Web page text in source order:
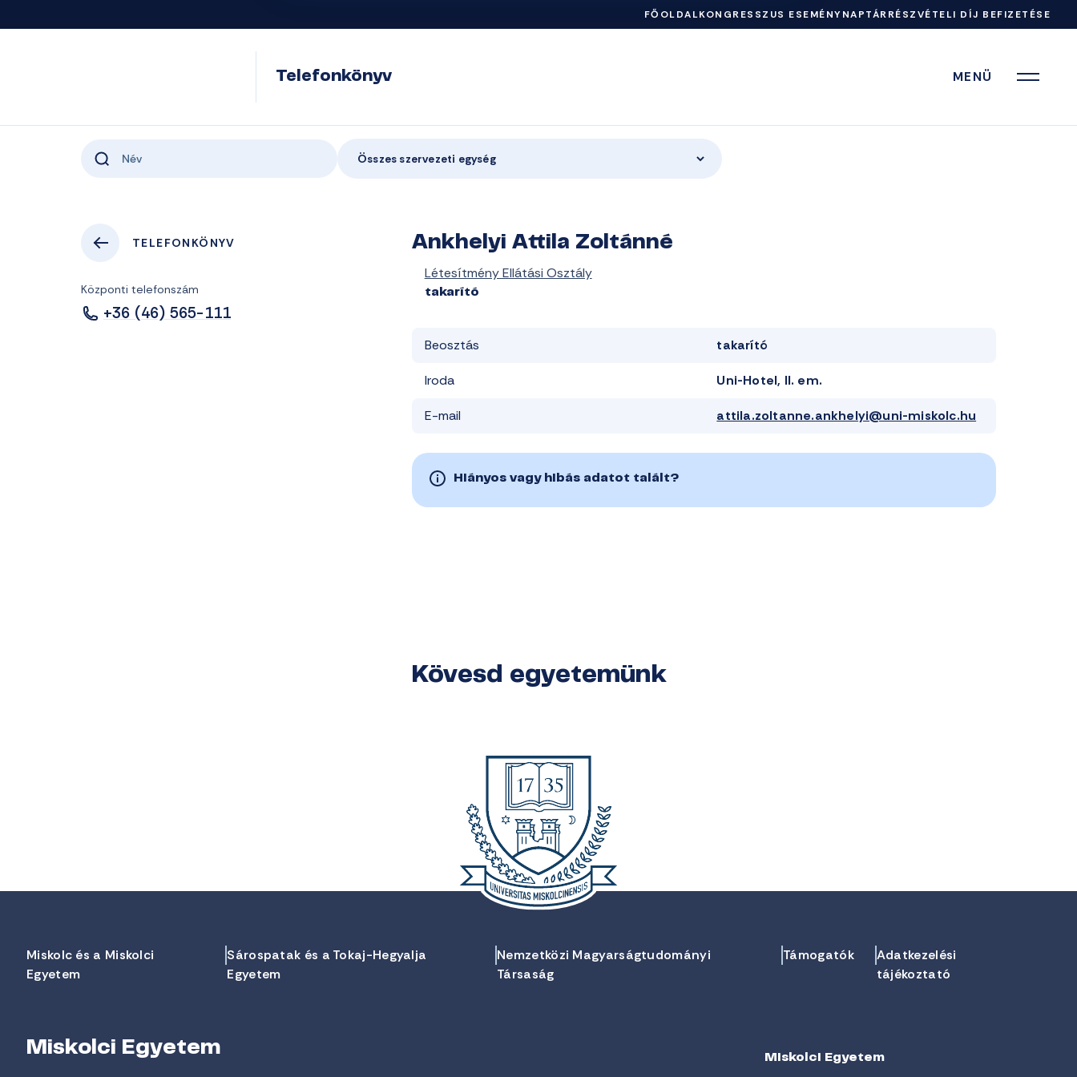
FŐOLDALKONGRESSZUS ESEMÉNYNAPTÁRRÉSZVÉTELI DÍJ BEFIZETÉSE
Telefonkönyv MENÜ
Összes szervezeti egység
TELEFONKÖNYV
Központi telefonszám
+36 (46) 565-111
Ankhelyi Attila Zoltánné
Létesítmény Ellátási Osztály
takarító
Beosztás takarító
Iroda Uni-Hotel, II. em.
E-mail attila.zoltanne.ankhelyi@uni-miskolc.hu
Hiányos vagy hibás adatot talált?
Kövesd egyetemünk
Miskolc és a Miskolci
Egyetem
Sárospatak és a Tokaj-Hegyalja
Egyetem
Nemzetközi Magyarságtudományi
Társaság
Támogatók
Adatkezelési
tájékoztató
Miskolci Egyetem Miskolci Egyetem